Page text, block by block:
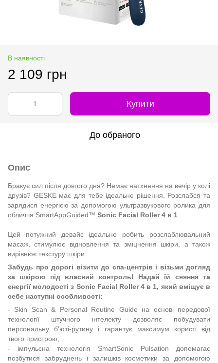
В наявності
2 109 грн
Купити
До обраного
Опис
Бракує сил після довгого дня? Немає натхнення на вечір у колі
друзів? GESKE має для тебе ідеальне рішення. Розслабся та
зарядися енергією за допомогою ультразвукового ролика для
обличчя SmartAppGuided™ Sonic Facial Roller 4 в 1
Цей потужний девайс ідеально робить розслаблювальний
масаж, стимулює відновлення та зміцнення шкіри, а також
вирівнює текстуру шкіри.
Забудь про дорогі візити до спа-центрів і візьми догляд
за шкірою під власний контроль! Надай їй сяяння та
енергії молодості з Sonic Facial Roller 4 в 1, який вміщує в
себе наступні особливості:
- Skin Scan & Personal Routine Guide на основі передової
технології штучного інтелекту дозволяє побудувати
персональну б’юті-рутину і гарантує максимум користі від
твого пристрою;
- імпульсна технологія SmartSonic Pulsation допомагає
позбутися забруднень і залишків косметики за допомогою